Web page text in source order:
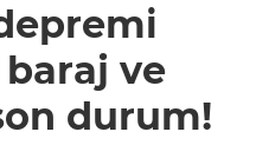
ve
durum!